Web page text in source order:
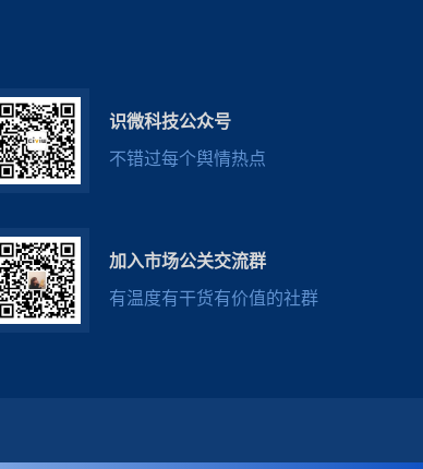
识微科技公众号
不错过每个舆情热点
加入市场公关交流群
有温度有干货有价值的社群